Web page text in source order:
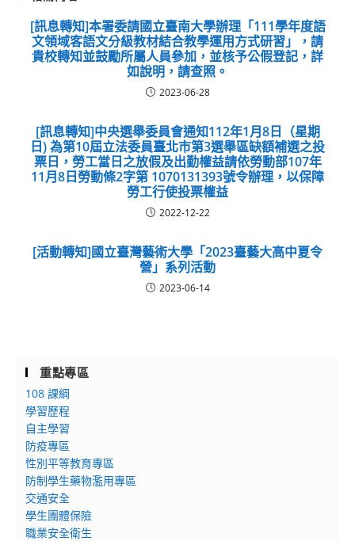
[訊息轉知]本署委請國立臺南大學辦理「111學年度語
文領域客語文分級教材結合教學運用方式研習」，請
貴校轉知並鼓勵所屬人員參加，並核予公假登記，詳
如說明，請查照。
2023-06-28
[訊息轉知]中央選舉委員會通知112年1月8日（星期
日) 為第10屆立法委員臺北市第3選舉區缺額補選之投
票日，勞工當日之放假及出勤權益請依勞動部107年
11月8日勞動條2字第 1070131393號令辦理，以保障
勞工行使投票權益
2022-12-22
[活動轉知]國立臺灣藝術大學「2023臺藝大高中夏令
營」系列活動
2023-06-14
重點專區
108 課綱
學習歷程
自主學習
防疫專區
性別平等教育專區
防制學生藥物濫用專區
交通安全
學生團體保險
職業安全衛生